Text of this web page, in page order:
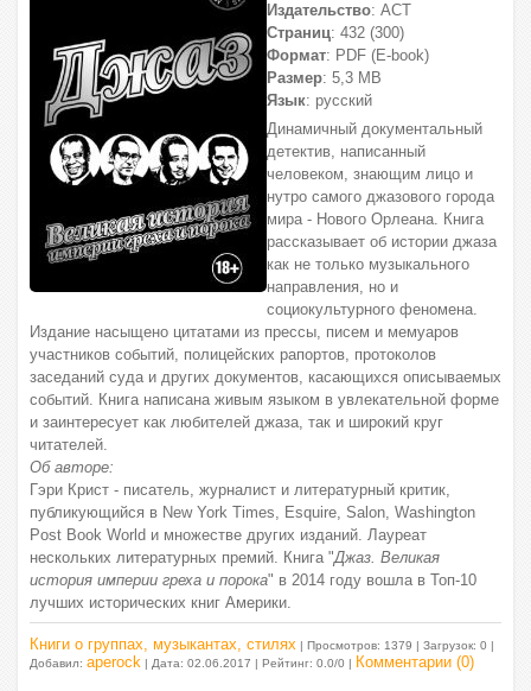
Издательство: АСТ
Страниц: 432 (300)
Формат: PDF (E-book)
Размер: 5,3 МВ
Язык: русский
Динамичный документальный
детектив, написанный
человеком, знающим лицо и
нутро самого джазового города
мира - Нового Орлеана. Книга
рассказывает об истории джаза
как не только музыкального
направления, но и
социокультурного феномена.
Издание насыщено цитатами из прессы, писем и мемуаров
участников событий, полицейских рапортов, протоколов
заседаний суда и других документов, касающихся описываемых
событий. Книга написана живым языком в увлекательной форме
и заинтересует как любителей джаза, так и широкий круг
читателей.
Об авторе:
Гэри Крист - писатель, журналист и литературный критик,
публикующийся в New York Times, Esquire, Salon, Washington
Post Book World и множестве других изданий. Лауреат
нескольких литературных премий. Книга "Джаз. Великая
история империи греха и порока" в 2014 году вошла в Топ-10
лучших исторических книг Америки.
Книги о группах, музыкантах, стилях | Просмотров: 1379 | Загрузок: 0 |
Добавил: aperock | Дата: 02.06.2017 | Рейтинг: 0.0/0 | Комментарии (0)